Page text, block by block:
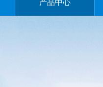
产品中心